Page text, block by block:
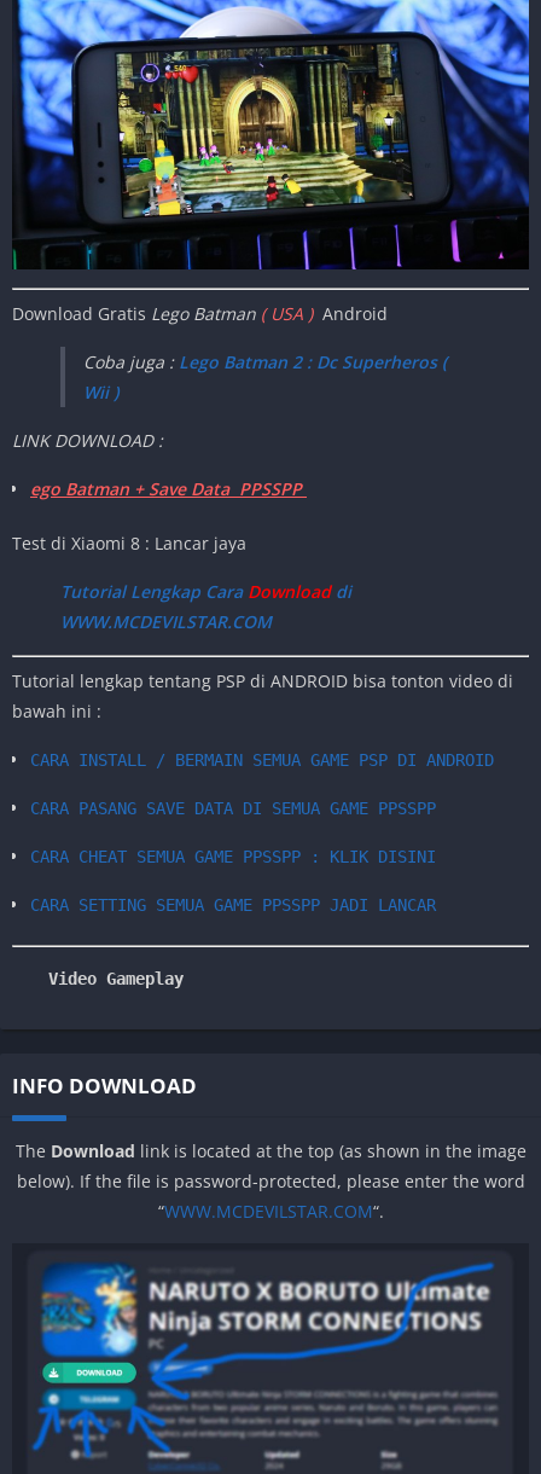
Download Gratis Lego Batman ( USA ) Android
Coba juga : Lego Batman 2 : Dc Superheros (
Wii )
LINK DOWNLOAD :
ego Batman + Save Data PPSSPP
Test di Xiaomi 8 : Lancar jaya
Tutorial Lengkap CaraDownloaddi
WWW.MCDEVILSTAR.COM
Tutorial lengkap tentang PSP di ANDROID bisa tonton video di
bawah ini :
CARA INSTALL / BERMAIN SEMUA GAME PSP DI ANDROID
CARA PASANG SAVE DATA DI SEMUA GAME PPSSPP
CARA CHEAT SEMUA GAME PPSSPP : KLIK DISINI
CARA SETTING SEMUA GAME PPSSPP JADI LANCAR
Video Gameplay
INFO DOWNLOAD
The Download link is located at the top (as shown in the image
below). If the file is password-protected, please enter the word
“WWW.MCDEVILSTAR.COM“.